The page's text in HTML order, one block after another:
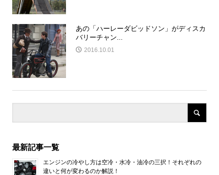
あの「ハーレーダビッドソン」がディスカ
バリーチャン...
2016.10.01
最新記事一覧
エンジンの冷やし方は空冷・水冷・油冷の三択！それぞれの
違いと何が変わるのか解説！